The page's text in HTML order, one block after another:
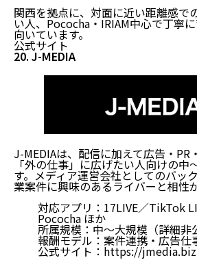
関西を拠点に、対面に近い距離感で
い人、Pococha・IRIAM中心で丁寧
向いています。
公式サイト
20. J-MEDIA
J-MEDIAは、配信に加えて広告・PR
「外の仕事」に広げたい人向けの中
す。メディア運営会社としてのバッ
業案件に興味のあるライバーと相性
対応アプリ：17LIVE／TikTok
Pococha ほか
所属規模：中〜大規模（詳細非
報酬モデル：案件連携・広告仕
公式サイト： https://jmedia.biz